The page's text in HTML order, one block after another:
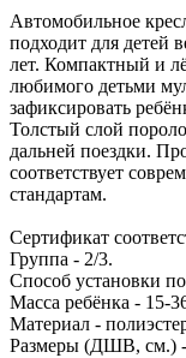
Автомобильное
подходит для детей
лет. Компактный и
любимого ‎детьми
зафиксировать
‎Толстый слой
дальней поездки.
соответствует
стандартам.
Сертификат
Группа - 2/3.
Способ установки
Масса ребёнка - 15-
Материал -
Размеры (ДШВ, см.) -